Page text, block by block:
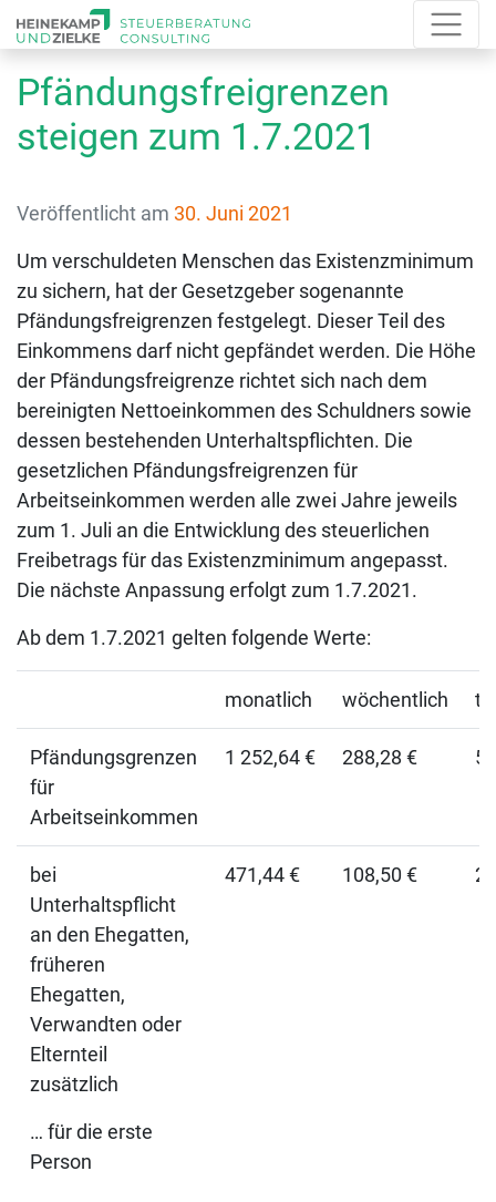
Pfändungsfreigrenzen
steigen zum 1.7.2021
Veröffentlicht am 30. Juni 2021
Um verschuldeten Menschen das Existenzminimum
zu sichern, hat der Gesetzgeber sogenannte
Pfändungsfreigrenzen festgelegt. Dieser Teil des
Einkommens darf nicht gepfändet werden. Die Höhe
der Pfändungsfreigrenze richtet sich nach dem
bereinigten Nettoeinkommen des Schuldners sowie
dessen bestehenden Unterhaltspflichten. Die
gesetzlichen Pfändungsfreigrenzen für
Arbeitseinkommen werden alle zwei Jahre jeweils
zum 1. Juli an die Entwicklung des steuerlichen
Freibetrags für das Existenzminimum angepasst.
Die nächste Anpassung erfolgt zum 1.7.2021.
Ab dem 1.7.2021 gelten folgende Werte:
monatlich wöchentlich
Pfändungsgrenzen
für
Arbeitseinkommen
1 252,64 € 288,28 €
bei
Unterhaltspflicht
an den Ehegatten,
früheren
Ehegatten,
Verwandten oder
Elternteil
zusätzlich
… für die erste
Person
471,44 € 108,50 €